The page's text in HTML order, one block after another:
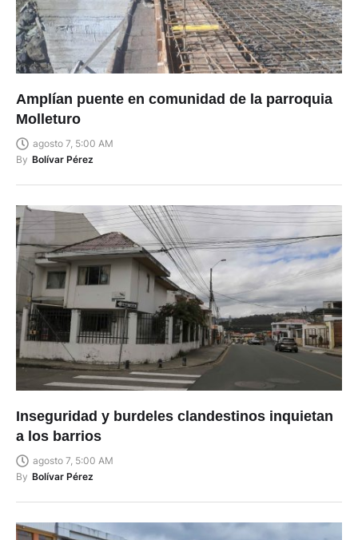
Amplían puente en comunidad de la parroquia
Molleturo
agosto 7, 5:00 AM
By Bolívar Pérez
Inseguridad y burdeles clandestinos inquietan
a los barrios
agosto 7, 5:00 AM
By Bolívar Pérez